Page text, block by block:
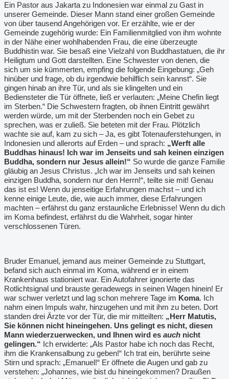
Ein Pastor aus Jakarta zu Indonesien war einmal zu Gast in
unserer Gemeinde. Dieser Mann stand einer großen Gemeinde
von über tausend Angehörigen vor. Er erzählte, wie er der
Gemeinde zugehörig wurde: Ein Familienmitglied von ihm wohnte
in der Nähe einer wohlhabenden Frau, die eine überzeugte
Buddhistin war. Sie besaß eine Vielzahl von Buddhastatuen, die ihr
Heiligtum und Gott darstellten. Eine Schwester von denen, die
sich um sie kümmerten, empfing die folgende Eingebung: „Geh
hinüber und frage, ob du irgendwie behilflich sein kannst“. Sie
gingen hinab an ihre Tür, und als sie klingelten und ein
Bediensteter die Tür öffnete, ließ er verlauten: „Meine Chefin liegt
im Sterben.“ Die Schwestern fragten, ob ihnen Eintritt gewährt
werden würde, um mit der Sterbenden noch ein Gebet zu
sprechen, was er zuließ. Sie beteten mit der Frau. Plötzlich
wachte sie auf, kam zu sich – Ja, es gibt Totenauferstehungen, in
Indonesien und allerorts auf Erden – und sprach: „Werft alle
Buddhas hinaus! Ich war im Jenseits und sah keinen einzigen
Buddha, sondern nur Jesus allein!“ So wurde die ganze Familie
gläubig an Jesus Christus. „Ich war im Jenseits und sah keinen
einzigen Buddha, sondern nur den Herrn!“, teilte sie mit! Genau
das ist es! Wenn du jenseitige Erfahrungen machst – und ich
kenne einige Leute, die, wie auch immer, diese Erfahrungen
machten – erfährst du ganz erstaunliche Erlebnisse! Wenn du dich
im Koma befindest, erfährst du die Wahrheit, sogar hinter
verschlossenen Türen.
Bruder Emanuel, jemand aus meiner Gemeinde zu Stuttgart,
befand sich auch einmal im Koma, während er in einem
Krankenhaus stationiert war. Ein Autofahrer ignorierte das
Rotlichtsignal und brauste geradewegs in seinen Wagen hinein! Er
war schwer verletzt und lag schon mehrere Tage im Koma. Ich
nahm einen Impuls wahr, hinzugehen und mit ihm zu beten. Dort
standen drei Ärzte vor der Tür, die mir mitteilten: „Herr Matutis,
Sie können nicht hineingehen. Uns gelingt es nicht, diesen
Mann wiederzuerwecken, und Ihnen wird es auch nicht
gelingen.“ Ich erwiderte: „Als Pastor habe ich noch das Recht,
ihm die Krankensalbung zu geben!“ Ich trat ein, berührte seine
Stirn und sprach: „Emanuel!“ Er öffnete die Augen und gab zu
verstehen: „Johannes, wie bist du hineingekommen? Draußen